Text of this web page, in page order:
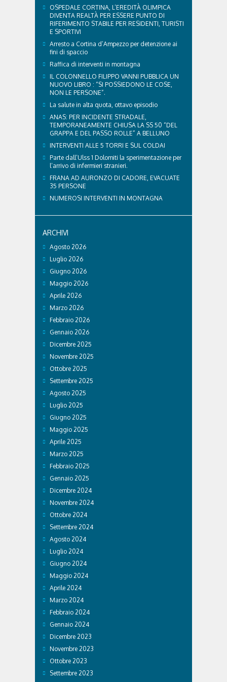
principali accorgimenti per aiutare i cani ad
affrontare il caldo in sicurezza e benessere...
OSPEDALE CORTINA, L’EREDITÀ OLIMPICA
DIVENTA REALTÀ PER ESSERE PUNTO DI
RIFERIMENTO STABILE PER RESIDENTI, TURISTI
E SPORTIVI
Arresto a Cortina d’Ampezzo per detenzione ai
fini di spaccio
Raffica di interventi in montagna
IL COLONNELLO FILIPPO VANNI PUBBLICA UN
NUOVO LIBRO : “SI POSSIEDONO LE COSE,
NON LE PERSONE”.
La salute in alta quota, ottavo episodio
ANAS: PER INCIDENTE STRADALE,
TEMPORANEAMENTE CHIUSA LA SS 50 “DEL
GRAPPA E DEL PASSO ROLLE” A BELLUNO
INTERVENTI ALLE 5 TORRI E SUL COLDAI
Parte dall’Ulss 1 Dolomiti la sperimentazione per
l’arrivo di infermieri stranieri.
FRANA AD AURONZO DI CADORE, EVACUATE
35 PERSONE
NUMEROSI INTERVENTI IN MONTAGNA
ARCHIVI
Agosto 2026
Luglio 2026
Giugno 2026
Maggio 2026
Aprile 2026
Marzo 2026
Febbraio 2026
Gennaio 2026
Dicembre 2025
Novembre 2025
Ottobre 2025
Settembre 2025
Agosto 2025
Luglio 2025
Giugno 2025
Maggio 2025
Aprile 2025
Marzo 2025
Febbraio 2025
Gennaio 2025
Dicembre 2024
Novembre 2024
Ottobre 2024
Settembre 2024
Agosto 2024
Luglio 2024
Giugno 2024
Maggio 2024
Aprile 2024
Marzo 2024
Febbraio 2024
Gennaio 2024
Dicembre 2023
Novembre 2023
Ottobre 2023
Settembre 2023